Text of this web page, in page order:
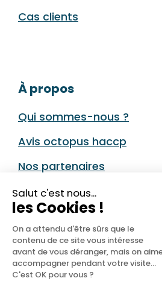
Salut c'est nous...
les Cookies !
On a attendu d'être sûrs que le
contenu de ce site vous intéresse
avant de vous déranger, mais on
accompagner pendant votre visite...
C'est OK pour vous ?
Cas clients
À propos
Qui sommes-nous ?
Avis octopus haccp
Nos partenaires
Nous contacter
Parrainage Octopus HACCP
Conditions générales
Conditions de l’Offre de